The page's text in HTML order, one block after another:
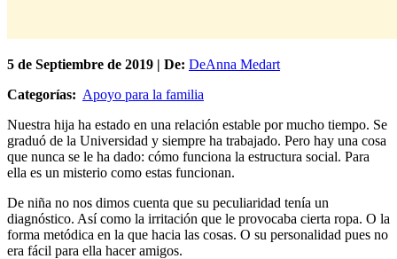
5 de Septiembre de 2019 | De: DeAnna Medart
Categorías: Apoyo para la familia
Nuestra hija ha estado en una relación estable por mucho tiempo. Se
graduó de la Universidad y siempre ha trabajado. Pero hay una cosa
que nunca se le ha dado: cómo funciona la estructura social. Para
ella es un misterio como estas funcionan.
De niña no nos dimos cuenta que su peculiaridad tenía un
diagnóstico. Así como la irritación que le provocaba cierta ropa. O la
forma metódica en la que hacia las cosas. O su personalidad pues no
era fácil para ella hacer amigos.